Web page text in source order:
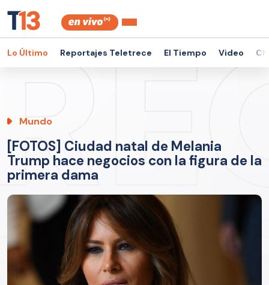
Lo Último Reportajes Teletrece El Tiempo Video
Mundo
[FOTOS] Ciudad natal de Melania
Trump hace negocios con la figura de la
primera dama